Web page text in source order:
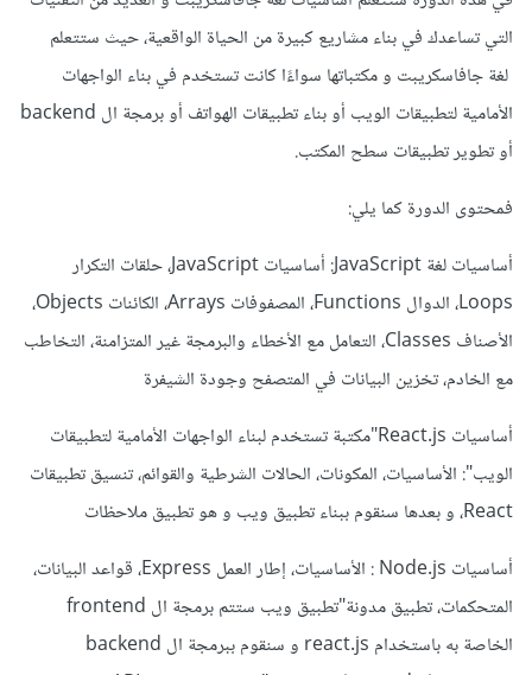
التي تساعدك في بناء مشاريع كبيرة من الحياة الواقعية، حيث ستتعلم
لغة جافاسكريبت و مكتباتها سواءًا كانت تستخدم في بناء الواجهات
الأمامية لتطبيقات الويب أو بناء تطبيقات الهواتف أو برمجة ال backend
أو تطوير تطبيقات سطح المكتب.
فمحتوى الدورة كما يلي:
أساسيات لغة JavaScript: أساسيات JavaScript، حلقات التكرار
Loops، الدوال Functions، المصفوفات Arrays، الكائنات Objects،
الأصناف Classes، التعامل مع الأخطاء والبرمجة غير المتزامنة، التخاطب
مع الخادم، تخزين البيانات في المتصفح وجودة الشيفرة
أساسيات React.js"مكتبة تستخدم لبناء الواجهات الأمامية لتطبيقات
الويب": الأساسيات، المكونات، الحالات الشرطية والقوائم، تنسيق تطبيقات
React، و بعدها سنقوم ببناء تطبيق ويب و هو تطبيق ملاحظات
أساسيات Node.js : الأساسيات، إطار العمل Express، قواعد البيانات،
المتحكمات، تطبيق مدونة"تطبيق ويب ستتم برمجة ال frontend
الخاصة به باستخدام react.js و سنقوم ببرمجة ال backend